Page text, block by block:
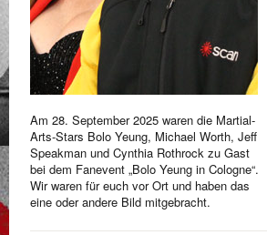
Am 28. September 2025 waren die Martial-
Arts-Stars Bolo Yeung, Michael Worth, Jeff
Speakman und Cynthia Rothrock zu Gast
bei dem Fanevent „Bolo Yeung in Cologne“.
Wir waren für euch vor Ort und haben das
eine oder andere Bild mitgebracht.